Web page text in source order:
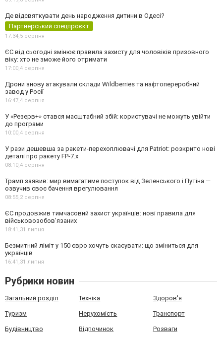
Де відсвяткувати день народження дитини в Одесі?
Партнерський спецпроєкт
17:34,5 серпня
ЄС від сьогодні змінює правила захисту для чоловіків призовного
віку: хто не зможе його отримати
17:00,4 серпня
Дрони знову атакували склади Wildberries та нафтопереробний
завод у Росії
16:47,4 серпня
У «Резерв+» стався масштабний збій: користувачі не можуть увійти
до програми
10:00,4 серпня
У рази дешевша за ракети-перехоплювачі для Patriot: розкрито нові
деталі про ракету FP-7.x
08:10,4 серпня
Трамп заявив: мир вимагатиме поступок від Зеленського і Путіна —
озвучив своє бачення врегулювання
08:55,2 серпня
ЄС продовжив тимчасовий захист українців: нові правила для
військовозобов’язаних
18:41,31 липня
Безмитний ліміт у 150 євро хочуть скасувати: що зміниться для
українців
16:41,31 липня
Рубрики новин
Загальний розділ Техніка Здоров'я
Туризм Нерухомість Транспорт
Будівництво Відпочинок Розваги